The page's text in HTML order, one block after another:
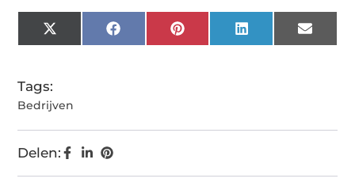
X
(Twitter)
FacebookPinterestLinkedIn Email
Tags:
Bedrijven
Delen: